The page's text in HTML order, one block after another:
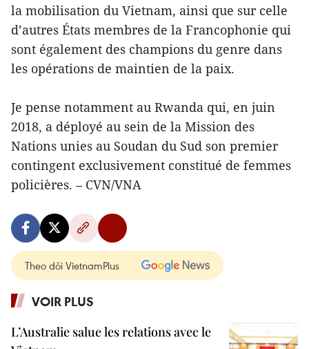
la mobilisation du Vietnam, ainsi que sur celle
d’autres États membres de la Francophonie qui
sont également des champions du genre dans
les opérations de maintien de la paix.
Je pense notamment au Rwanda qui, en juin
2018, a déployé au sein de la Mission des
Nations unies au Soudan du Sud son premier
contingent exclusivement constitué de femmes
policières. – CVN/VNA
Theo dõi VietnamPlus
VOIR PLUS
L’Australie salue les relations avec le